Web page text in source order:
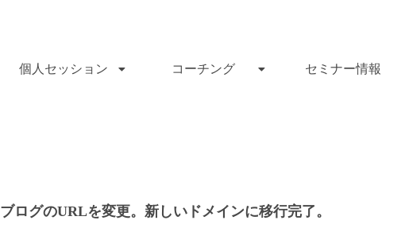
個人セッション コーチング セミナー情報
ブログのURLを変更。新しいドメインに移行完了。